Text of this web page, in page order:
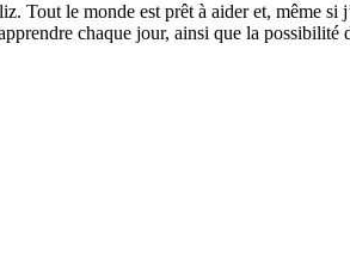
le monde est prêt à aider et, même si
chaque jour, ainsi que la possibilité